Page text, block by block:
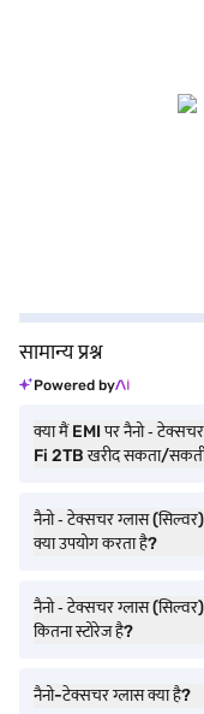
सामान्य प्रश्न
Powered by
क्या मैं EMI पर नैनो ‐
Fi 2TB खरीद सकता/
नैनो ‐ टेक्सचर ग्लास
क्या उपयोग करता है?
नैनो ‐ टेक्सचर ग्लास
कितना स्टोरेज है?
नैनो-टेक्सचर ग्लास क्या है?